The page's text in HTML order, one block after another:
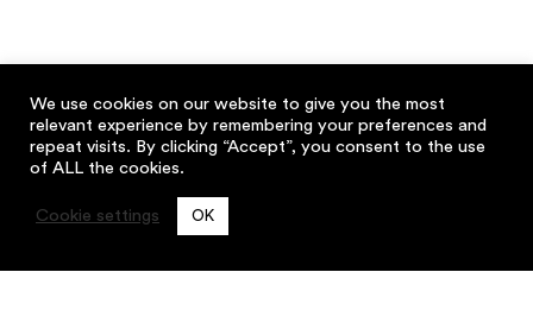
We use cookies on our website to give you the most
relevant experience by remembering your preferences and
repeat visits. By clicking “Accept”, you consent to the use
of ALL the cookies.
Cookie settings OK